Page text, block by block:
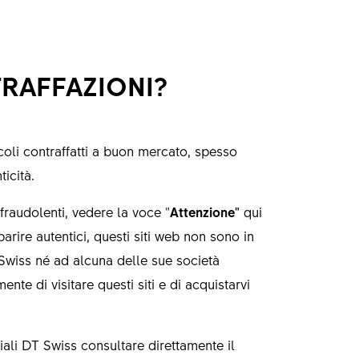
contraffatti a buon mercato, spesso
vedere la voce "Attenzione" qui
autentici, questi siti web non sono in
né ad alcuna delle sue società
di visitare questi siti e di acquistarvi
DT Swiss consultare direttamente il